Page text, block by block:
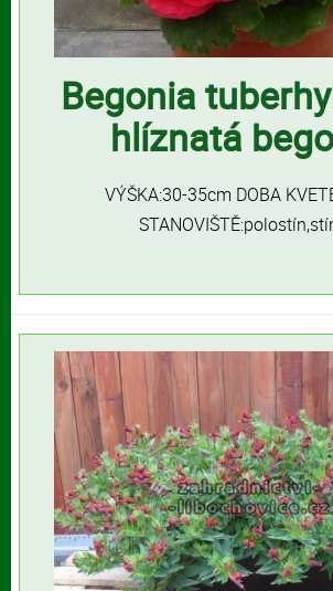
Begonia
hlíznatá
VÝŠKA:30-35cm DOBA